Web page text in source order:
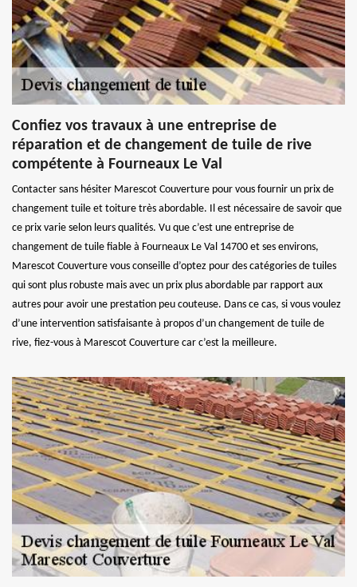
Confiez vos travaux à une entreprise de
réparation et de changement de tuile de rive
compétente à Fourneaux Le Val
Contacter sans hésiter Marescot Couverture pour vous fournir un prix de
changement tuile et toiture très abordable. Il est nécessaire de savoir que
ce prix varie selon leurs qualités. Vu que c’est une entreprise de
changement de tuile fiable à Fourneaux Le Val 14700 et ses environs,
Marescot Couverture vous conseille d’optez pour des catégories de tuiles
qui sont plus robuste mais avec un prix plus abordable par rapport aux
autres pour avoir une prestation peu couteuse. Dans ce cas, si vous voulez
d’une intervention satisfaisante à propos d’un changement de tuile de
rive, fiez-vous à Marescot Couverture car c’est la meilleure.